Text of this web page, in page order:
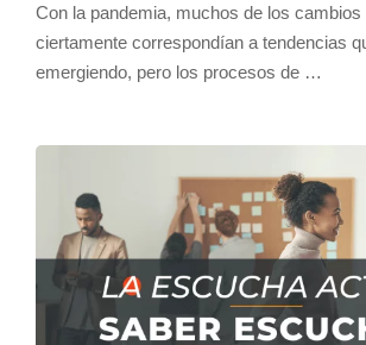
Con la pandemia, muchos de los cambios
ciertamente correspondían a tendencias
emergiendo, pero los procesos de …